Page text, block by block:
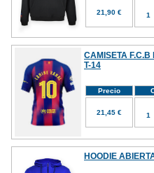
21,90 €
CAMISETA
T-14
Precio
21,45 €
HOODIE